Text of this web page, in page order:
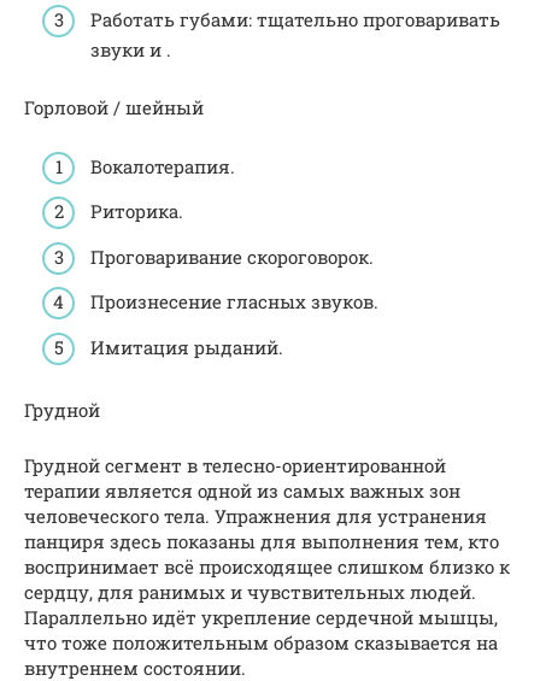
Работать губами: тщательно проговаривать
звуки и .
Горловой / шейный
Вокалотерапия.
Риторика.
Проговаривание скороговорок.
Произнесение гласных звуков.
Имитация рыданий.
Грудной
Грудной сегмент в телесно-ориентированной
терапии является одной из самых важных зон
человеческого тела. Упражнения для устранения
панциря здесь показаны для выполнения тем, кто
воспринимает всё происходящее слишком близко к
сердцу, для ранимых и чувствительных людей.
Параллельно идёт укрепление сердечной мышцы,
что тоже положительным образом сказывается на
внутреннем состоянии.